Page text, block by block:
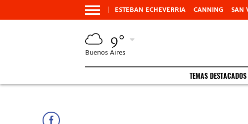
ESTEBAN ECHEVERRIA CANNING SAN
9°
Buenos Aires
TEMAS DESTACADOS